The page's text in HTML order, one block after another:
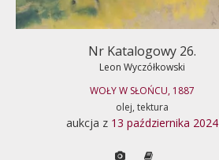
Nr Katalogowy 26.
Leon Wyczółkowski
WOŁY W SŁOŃCU, 1887
olej, tektura
aukcja z 13 października 2024